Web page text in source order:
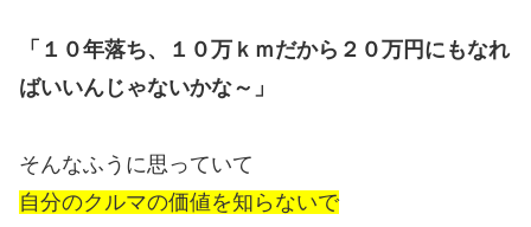
「１０年落ち、１０万ｋｍだから２０万円にもなれ
ばいいんじゃないかな～」
そんなふうに思っていて
自分のクルマの価値を知らないで